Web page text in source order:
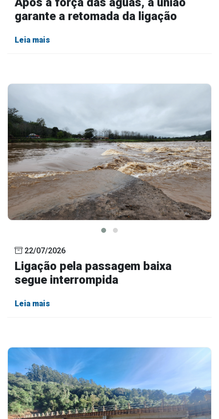
garante a retomada da ligação
Leia mais
22/07/2026
Ligação pela passagem baixa
segue interrompida
Leia mais